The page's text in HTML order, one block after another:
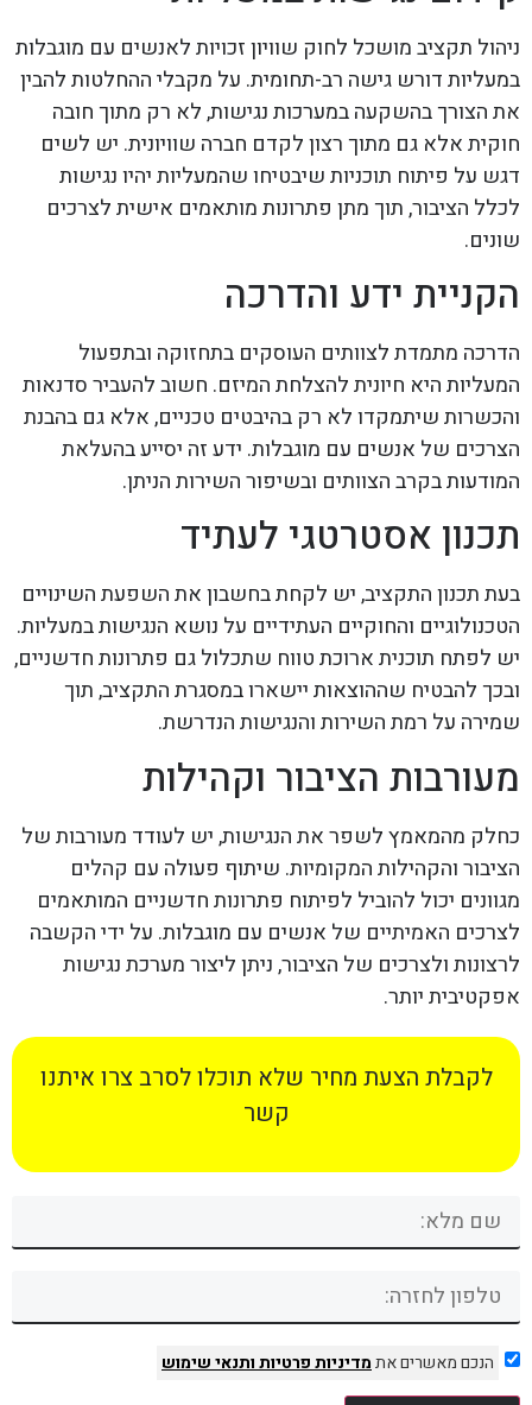
ניהול תקציב מושכל לחוק שוויון זכויות לאנשים עם מוגבלות
במעליות דורש גישה רב-תחומית. על מקבלי ההחלטות להבין
את הצורך בהשקעה במערכות נגישות, לא רק מתוך חובה
חוקית אלא גם מתוך רצון לקדם חברה שוויונית. יש לשים
דגש על פיתוח תוכניות שיבטיחו שהמעליות יהיו נגישות
לכלל הציבור, תוך מתן פתרונות מותאמים אישית לצרכים
שונים.
הקניית ידע והדרכה
הדרכה מתמדת לצוותים העוסקים בתחזוקה ובתפעול
המעליות היא חיונית להצלחת המיזם. חשוב להעביר סדנאות
והכשרות שיתמקדו לא רק בהיבטים טכניים, אלא גם בהבנת
הצרכים של אנשים עם מוגבלות. ידע זה יסייע בהעלאת
המודעות בקרב הצוותים ובשיפור השירות הניתן.
תכנון אסטרטגי לעתיד
בעת תכנון התקציב, יש לקחת בחשבון את השפעת השינויים
הטכנולוגיים והחוקיים העתידיים על נושא הנגישות במעליות.
יש לפתח תוכנית ארוכת טווח שתכלול גם פתרונות חדשניים,
ובכך להבטיח שההוצאות יישארו במסגרת התקציב, תוך
שמירה על רמת השירות והנגישות הנדרשת.
מעורבות הציבור וקהילות
כחלק מהמאמץ לשפר את הנגישות, יש לעודד מעורבות של
הציבור והקהילות המקומיות. שיתוף פעולה עם קהלים
מגוונים יכול להוביל לפיתוח פתרונות חדשניים המותאמים
לצרכים האמיתיים של אנשים עם מוגבלות. על ידי הקשבה
לרצונות ולצרכים של הציבור, ניתן ליצור מערכת נגישות
אפקטיבית יותר.
לקבלת הצעת מחיר שלא תוכלו לסרב צרו איתנו
קשר
הנכם מאשרים אתמדיניות פרטיותותנאי שימוש